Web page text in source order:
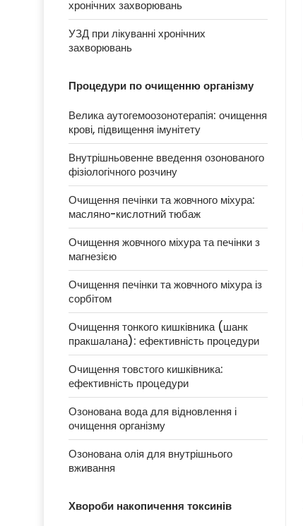
хронічних захворювань
УЗД при лікуванні хронічних
захворювань
Процедури по очищенню організму
Велика аутогемоозонотерапія: очищення
крові, підвищення імунітету
Внутрішньовенне введення озонованого
фізіологічного розчину
Очищення печінки та жовчного міхура:
масляно-кислотний тюбаж
Очищення жовчного міхура та печінки з
магнезією
Очищення печінки та жовчного міхура із
сорбітом
Очищення тонкого кишківника (шанк
пракшалана): ефективність процедури
Очищення товстого кишківника:
ефективність процедури
Озонована вода для відновлення і
очищення організму
Озонована олія для внутрішнього
вживання
Хвороби накопичення токсинів